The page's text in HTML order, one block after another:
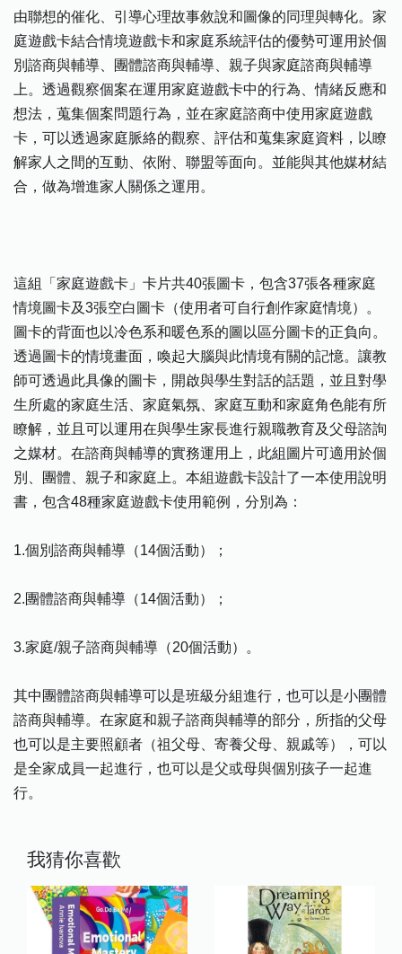
由聯想的催化、引導心理故事敘說和圖像的同理與轉化。家
庭遊戲卡結合情境遊戲卡和家庭系統評估的優勢可運用於個
別諮商與輔導、團體諮商與輔導、親子與家庭諮商與輔導
上。透過觀察個案在運用家庭遊戲卡中的行為、情緒反應和
想法，蒐集個案問題行為，並在家庭諮商中使用家庭遊戲
卡，可以透過家庭脈絡的觀察、評估和蒐集家庭資料，以瞭
解家人之間的互動、依附、聯盟等面向。並能與其他媒材結
合，做為增進家人關係之運用。
這組「家庭遊戲卡」卡片共40張圖卡，包含37張各種家庭
情境圖卡及3張空白圖卡（使用者可自行創作家庭情境）。
圖卡的背面也以冷色系和暖色系的圖以區分圖卡的正負向。
透過圖卡的情境畫面，喚起大腦與此情境有關的記憶。讓教
師可透過此具像的圖卡，開啟與學生對話的話題，並且對學
生所處的家庭生活、家庭氣氛、家庭互動和家庭角色能有所
瞭解，並且可以運用在與學生家長進行親職教育及父母諮詢
之媒材。在諮商與輔導的實務運用上，此組圖片可適用於個
別、團體、親子和家庭上。本組遊戲卡設計了一本使用說明
書，包含48種家庭遊戲卡使用範例，分別為：
1.個別諮商與輔導（14個活動）；
2.團體諮商與輔導（14個活動）；
3.家庭/親子諮商與輔導（20個活動）。
其中團體諮商與輔導可以是班級分組進行，也可以是小團體
諮商與輔導。在家庭和親子諮商與輔導的部分，所指的父母
也可以是主要照顧者（祖父母、寄養父母、親戚等），可以
是全家成員一起進行，也可以是父或母與個別孩子一起進
行。
我猜你喜歡